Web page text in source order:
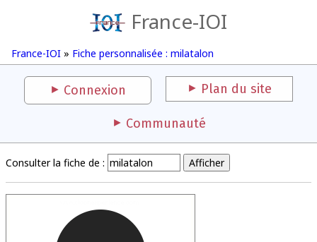
France-IOI
France-IOI » Fiche personnalisée : milatalon
Connexion Plan du site
Communauté
Consulter la fiche de :